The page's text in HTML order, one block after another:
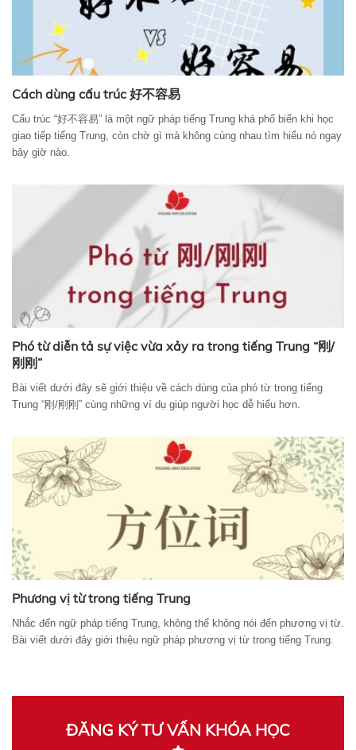
Cách dùng cấu trúc 好不容易
Cấu trúc “好不容易” là một ngữ pháp tiếng Trung khá phổ biến khi học
giao tiếp tiếng Trung, còn chờ gì mà không cùng nhau tìm hiểu nó ngay
bây giờ nào.
Phó từ diễn tả sự việc vừa xảy ra trong tiếng Trung “刚/
刚刚”
Bài viết dưới đây sẽ giới thiệu về cách dùng của phó từ trong tiếng
Trung “刚/刚刚” cùng những ví dụ giúp người học dễ hiểu hơn.
Phương vị từ trong tiếng Trung
Nhắc đến ngữ pháp tiếng Trung, không thể không nói đến phương vị từ.
Bài viết dưới đây giới thiệu ngữ pháp phương vị từ trong tiếng Trung.
ĐĂNG KÝ TƯ VẤN KHÓA HỌC